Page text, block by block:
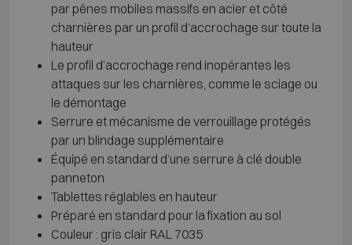
par pênes mobiles massifs en acier et côté
charnières par un profil d’accrochage sur toute la
hauteur
Le profil d’accrochage rend inopérantes les
attaques sur les charnières, comme le sciage ou
le démontage
Serrure et mécanisme de verrouillage protégés
par un blindage supplémentaire
Équipé en standard d’une serrure à clé double
panneton
Tablettes réglables en hauteur
Préparé en standard pour la fixation au sol
Couleur : gris clair RAL 7035